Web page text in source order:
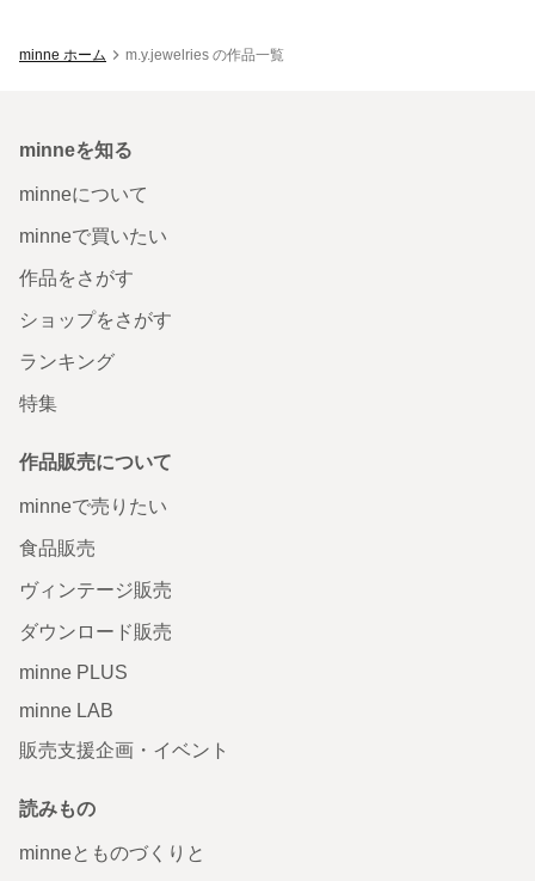
minne ホーム m.y.jewelries の作品一覧
minneを知る
minneについて
minneで買いたい
作品をさがす
ショップをさがす
ランキング
特集
作品販売について
minneで売りたい
食品販売
ヴィンテージ販売
ダウンロード販売
minne PLUS
minne LAB
販売支援企画・イベント
読みもの
minneとものづくりと